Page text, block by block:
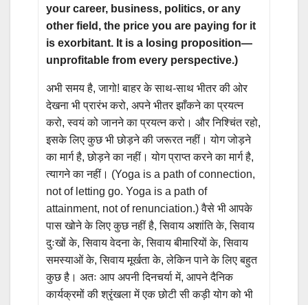
your career, business, politics, or any
other field, the price you are paying for it
is exorbitant. It is a losing proposition—
unprofitable from every perspective.)
अभी समय है, जागो! बाहर के साथ-साथ भीतर की ओर
देखना भी प्रारंभ करो, अपने भीतर झाँकने का प्रयत्न
करो, स्वयं को जानने का प्रयत्न करो। और निश्चिंत रहो,
इसके लिए कुछ भी छोड़ने की जरूरत नहीं। योग जोड़ने
का मार्ग है, छोड़ने का नहीं। योग प्राप्त करने का मार्ग है,
त्यागने का नहीं। (Yoga is a path of connection,
not of letting go. Yoga is a path of
attainment, not of renunciation.) वैसे भी आपके
पास खोने के लिए कुछ नहीं है, सिवाय अशांति के, सिवाय
दुःखों के, सिवाय वेदना के, सिवाय बीमारियों के, सिवाय
समस्याओं के, सिवाय मूर्खता के, लेकिन पाने के लिए बहुत
कुछ है। अतः आप अपनी दिनचर्या में, आपने दैनिक
कार्यक्रमों की श्रृंखला में एक छोटी सी कड़ी योग को भी